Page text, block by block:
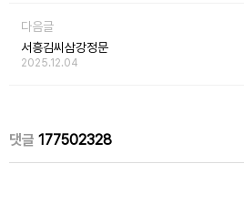
다음글
서흥김씨삼강정문
2025.12.04
댓글 177502328